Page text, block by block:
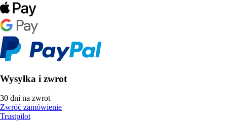
Wysyłka i zwrot
30 dni na zwrot
Zwróć zamówienie
Trustpilot